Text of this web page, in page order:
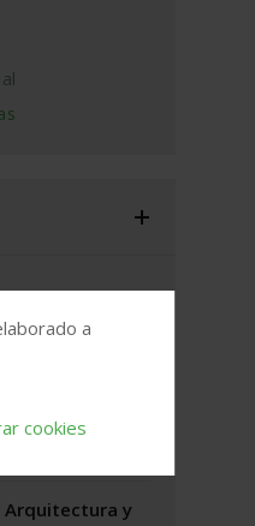
5.6733087,821m/
Arquitectura y
a
cookies